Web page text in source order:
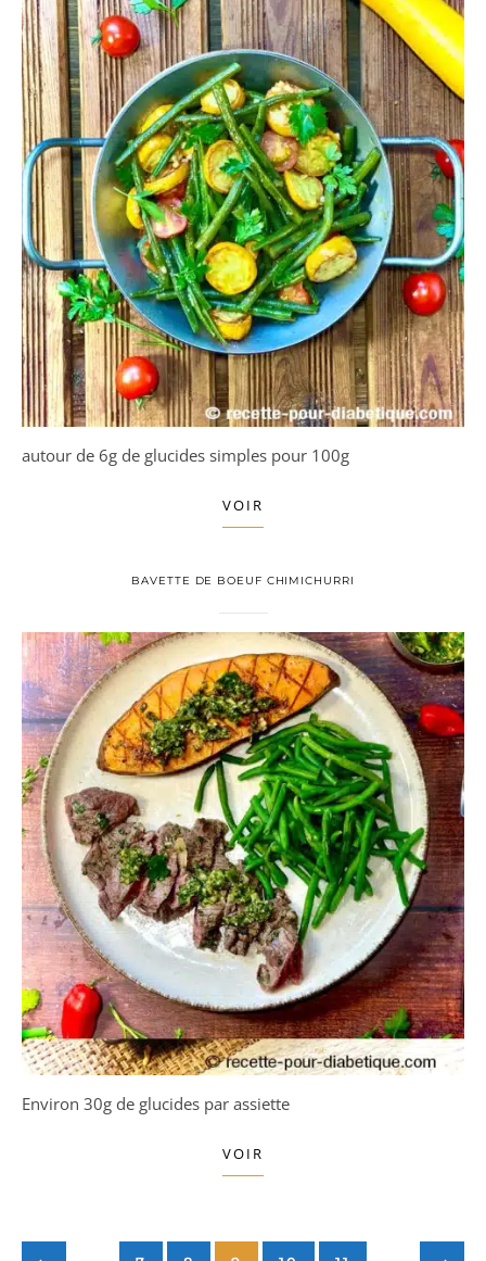
autour de 6g de glucides simples pour 100g
VOIR
BAVETTE DE BOEUF CHIMICHURRI
Environ 30g de glucides par assiette
VOIR